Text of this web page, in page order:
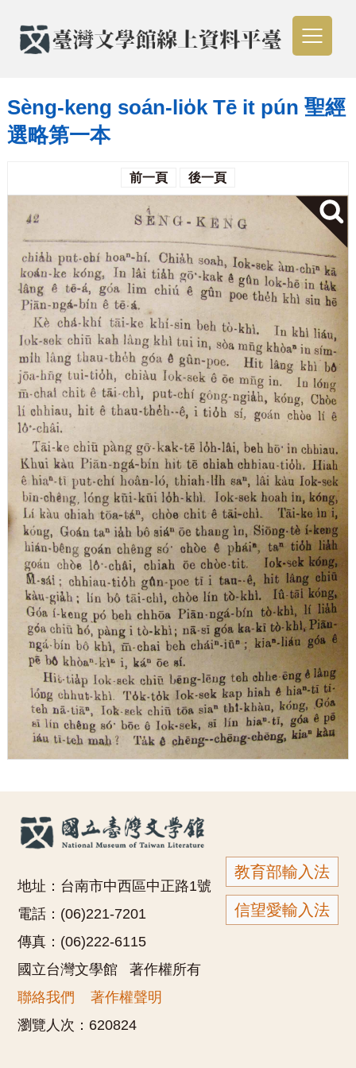
Sèng-keng soán-lio̍k Tē it pún 聖經
選略第一本
前一頁 後一頁
教育部輸入法
信望愛輸入法
地址：台南市中西區中正路1號
電話：(06)221-7201
傳真：(06)222-6115
國立台灣文學館 著作權所有
聯絡我們
著作權聲明
瀏覽人次： 620824